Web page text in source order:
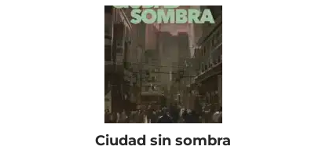
Ciudad sin sombra